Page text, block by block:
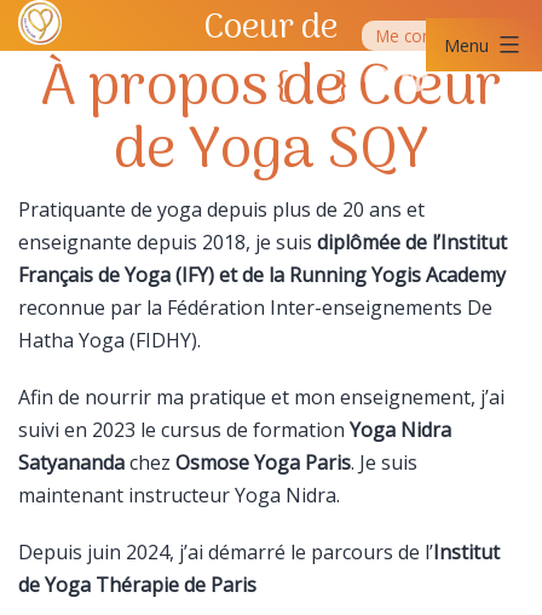
Aller
au
contenu
Coeur de
Yoga{SQY}
Me contacter
Coeur
Menu
À propos de Cœur
de Yoga SQY
Pratiquante de yoga depuis plus de 20 ans et
enseignante depuis 2018, je suis diplômée de l’Institut
Français de Yoga (IFY) et de la Running Yogis Academy
reconnue par la Fédération Inter-enseignements De
Hatha Yoga (FIDHY).
Afin de nourrir ma pratique et mon enseignement, j’ai
suivi en 2023 le cursus de formation Yoga Nidra
Satyanandachez Osmose Yoga Paris. Je suis
maintenant instructeur Yoga Nidra.
Depuis juin 2024, j’ai démarré le parcours de l’Institut
de Yoga Thérapie de Paris